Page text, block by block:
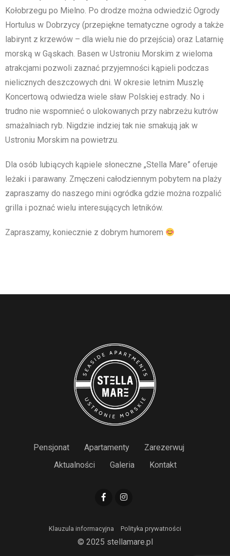
Kołobrzegu po Mielno. Po drodze można odwiedzić Ogrody
Hortulus w Dobrzycy (przepiękne tematyczne ogrody a także
labirynt z krzewów – dla wielu nie do przejścia) oraz Latarnię
morską w Gąskach. Basen w Ustroniu Morskim z wieloma
atrakcjami pozwoli zaznać przyjemności kąpieli podczas
nielicznych deszczowych dni. W okresie letnim Muszlę
Koncertową odwiedza wiele sław Polskiej estrady. No i
trudno nie wspomnieć o ulokowanych przy nabrzeżu kutrów
smażalniach ryb. Nigdzie indziej tak nie smakują jak w
Ustroniu Morskim na powietrzu.
Dla osób lubiących kąpiele słoneczne „Stella Mare” oferuje
leżaki i parawany. Zmęczeni całodziennym pobytem na plaży
zapraszamy do naszego mini ogródka gdzie można rozpalić
grilla i poznać wielu interesujących letników.
Zapraszamy, koniecznie z dobrym humorem
Pensjonat Apartamenty
Zarezerwuj
Aktualności
Galeria Kontakt
Klauzula informacyjna Polityka prywatności
© 2025 stellamare.pl